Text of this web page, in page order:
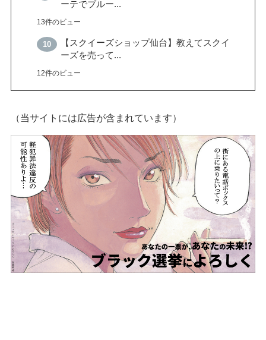
ーテでブルー...
13件のビュー
【スクイーズショップ仙台】教えてスクイ
ーズを売って...
12件のビュー
（当サイトには広告が含まれています）